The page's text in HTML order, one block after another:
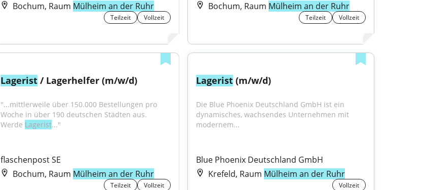
Bochum, Raum Mülheim an der Ruhr
Teilzeit Vollzeit
Bochum, Raum Mülheim an der Ruhr
Teilzeit Vollzeit
Lagerist / Lagerhelfer (m/w/d)
"...mittlerweile über 150.000 Bestellungen pro
Woche in über 190 deutschen Städten aus.
Werde Lagerist..."
flaschenpost SE
Bochum, Raum Mülheim an der Ruhr
Teilzeit Vollzeit
Lagerist (m/w/d)
Die Blue Phoenix Deutschland GmbH ist ein
dynamisches, wachsendes Unternehmen mit
modernem...
Blue Phoenix Deutschland GmbH
Krefeld, Raum Mülheim an der Ruhr
Vollzeit